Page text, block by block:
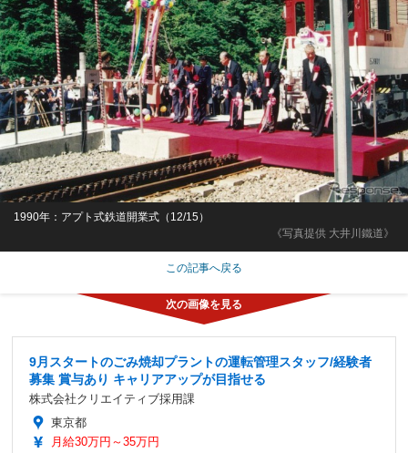
《写真提供 大井川鐵道》
1990年：アプト式鉄道開業式（12/15）
この記事へ戻る
9月スタートのごみ焼却プラントの運転管理スタッフ/経験者
募集 賞与あり キャリアアップが目指せる
株式会社クリエイティブ採用課
東京都
月給30万円～35万円